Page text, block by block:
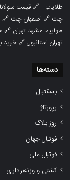
طلایاب 🔗قیمت سولانا
چت 🔗 اصفهان چت 🔗
هوایپما مشهد تهران 🔗
تهران استانبول🔗خرید
دسته‌ها
بسکتبال
رپورتاژ
روز بلاگ
فوتبال جهان
فوتبال ملی
کشتی و وزنه‌برداری